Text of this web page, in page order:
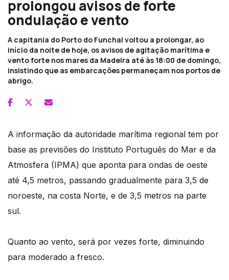
prolongou avisos de forte
ondulação e vento
A capitania do Porto do Funchal voltou a prolongar, ao
início da noite de hoje, os avisos de agitação marítima e
vento forte nos mares da Madeira até às 18:00 de domingo,
insistindo que as embarcações permaneçam nos portos de
abrigo.
A informação da autoridade marítima regional tem por
base as previsões do Instituto Português do Mar e da
Atmosfera (IPMA) que aponta para ondas de oeste
até 4,5 metros, passando gradualmente para 3,5 de
noroeste, na costa Norte, e de 3,5 metros na parte
sul.
Quanto ao vento, será por vezes forte, diminuindo
para moderado a fresco.